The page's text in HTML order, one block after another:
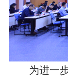
为进一